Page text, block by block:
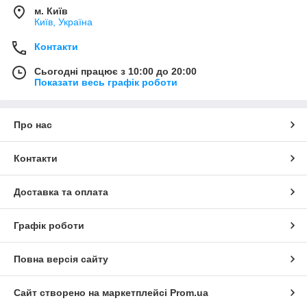
м. Київ
Київ, Україна
Контакти
Сьогодні працює з 10:00 до 20:00
Показати весь графік роботи
Про нас
Контакти
Доставка та оплата
Графік роботи
Повна версія сайту
Сайт створено на маркетплейсі Prom.ua